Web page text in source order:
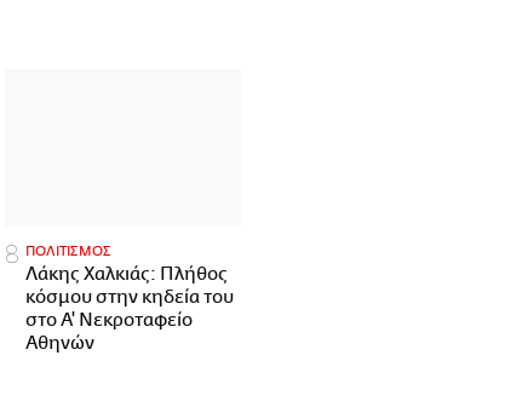
ΠΟΛΙΤΙΣΜΟΣ
Λάκης Χαλκιάς: Πλήθος
κόσμου στην κηδεία του
στο Α' Νεκροταφείο
Αθηνών